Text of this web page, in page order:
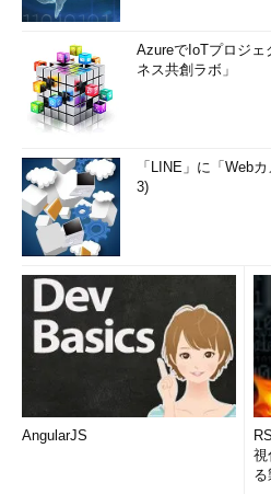
AzureでIoTプロジェ
ネス共創ラボ」
「LINE」に「Web
3)
AngularJS
視